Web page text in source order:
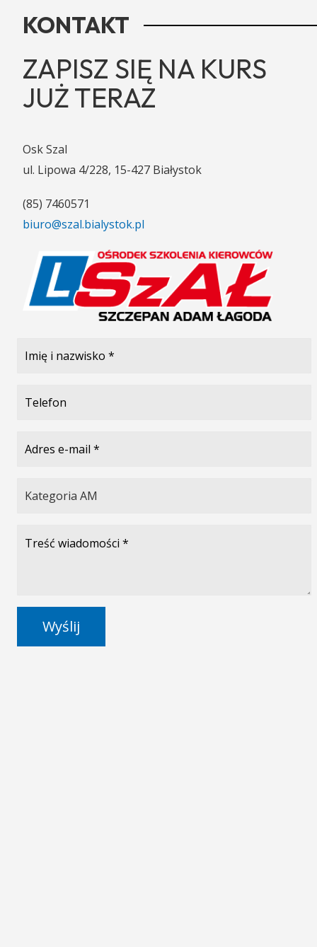
KONTAKT
ZAPISZ SIĘ NA KURS
JUŻ TERAZ
Osk Szal
ul. Lipowa 4/228, 15-427 Białystok
(85) 7460571
biuro@szal.bialystok.pl
Wyślij